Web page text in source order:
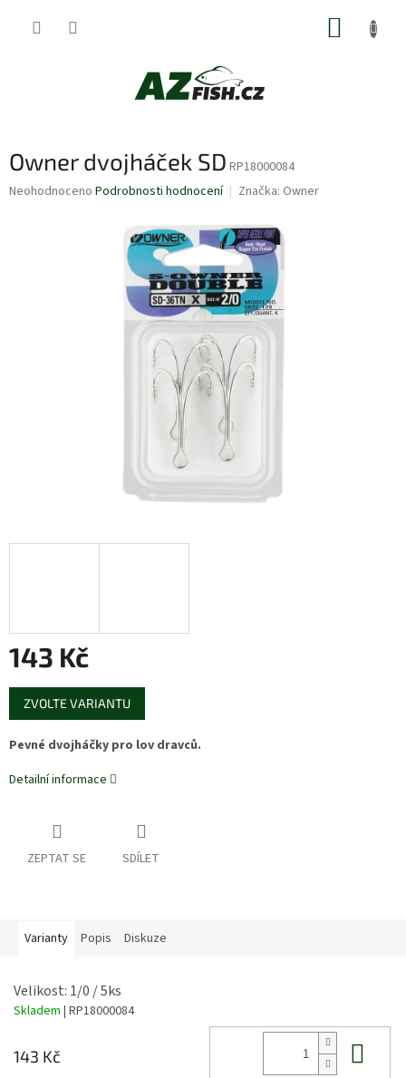
Owner dvojháček SD RP18000084
Průměrné
Neohodnoceno Podrobnosti hodnocení Značka: Owner
143 Kč
Měrná
cena:
ZVOLTE VARIANTU
Pevné dvojháčky pro lov dravců.
Detailní informace
ZEPTAT SE SDÍLET
Varianty Popis Diskuze
Velikost: 1/0 / 5ks
Skladem | RP18000084
143 Kč